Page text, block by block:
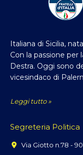
Italiana di Sicilia,
Con la passione per
Destra. Oggi sono
vicesindaco di
Leggi tutto »
Segreteria Politica
Via Giotto n.78 -